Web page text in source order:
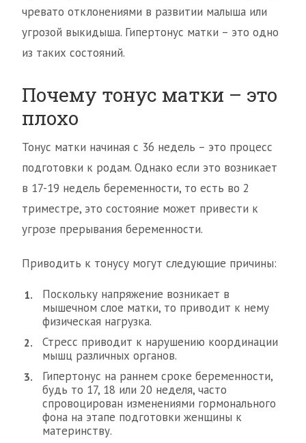
чревато отклонениями в развитии малыша или
угрозой выкидыша. Гипертонус матки – это одно
из таких состояний.
Почему тонус матки – это
плохо
Тонус матки начиная с 36 недель – это процесс
подготовки к родам. Однако если это возникает
в 17-19 недель беременности, то есть во 2
триместре, это состояние может привести к
угрозе прерывания беременности.
Приводить к тонусу могут следующие причины:
Поскольку напряжение возникает в
мышечном слое матки, то приводит к нему
физическая нагрузка.
Стресс приводит к нарушению координации
мышц различных органов.
Гипертонус на раннем сроке беременности,
будь то 17, 18 или 20 неделя, часто
спровоцирован изменениями гормонального
фона на этапе подготовки женщины к
материнству.